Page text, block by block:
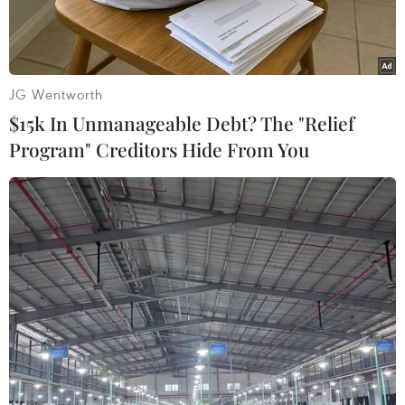
Hiện trường vụ tai nạn. (Ảnh: Đinh Hương/TTXVN)
Sáng 6/9, ông Ngô Văn Dụng, Phó Chủ tịch Ủy
ban Nhân dân huyện Bình Sơn (Quảng Ngãi)
cho biết trên địa bàn xảy ra vụ tai nạn giao
thông nghiêm trọng làm 2 bố con tử vong tại
JG Wentworth
$15k In Unmanageable Debt? The "Relief
Program" Creditors Hide From You